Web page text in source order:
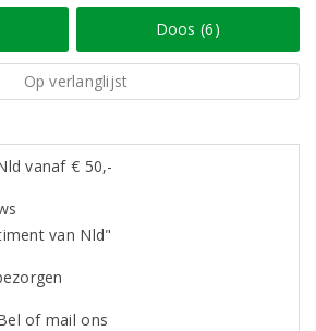
Doos (6)
Op verlanglijst
vanaf € 50,-
van Nld"
of mail ons